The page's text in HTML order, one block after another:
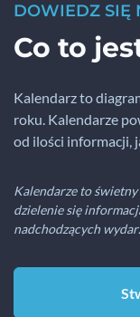
DOWIEDZ SIĘ
Co to
Kalendarz to
roku. Kalendarze
od ilości informacji,
Kalendarze to
dzielenie się
nadchodzących